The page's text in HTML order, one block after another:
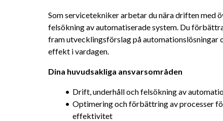
Som servicetekniker arbetar du nära driften med
felsökning av automatiserade system. Du
fram utvecklingsförslag på
effekt i vardagen.
Dina huvudsakliga ansvarsområden
Drift, underhåll och felsökning av
Optimering och förbättring av processer
effektivitet